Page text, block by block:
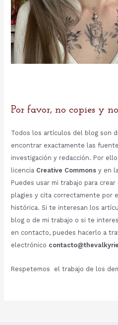
Por favor, no copies y
Todos los artículos del blog son
encontrar exactamente las
investigación y redacción. Por
licencia Creative Commonsy en
Puedes usar mi trabajo para
plagies y cita correctamente por
histórica. Si te interesan los
blog o de mi trabajo o si te
en contacto, puedes hacerlo a
electrónico
Respetemos el trabajo de los